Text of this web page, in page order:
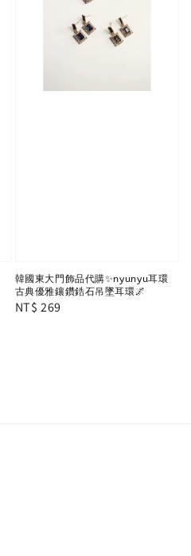
韓國東大門飾品代購✨nyunyu耳環
古典優雅鑲鑽鋯石吊墜耳環🌌
Regular
NT$ 269